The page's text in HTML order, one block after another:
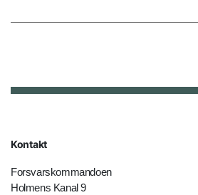
Kontakt
Forsvarskommandoen
Holmens Kanal 9